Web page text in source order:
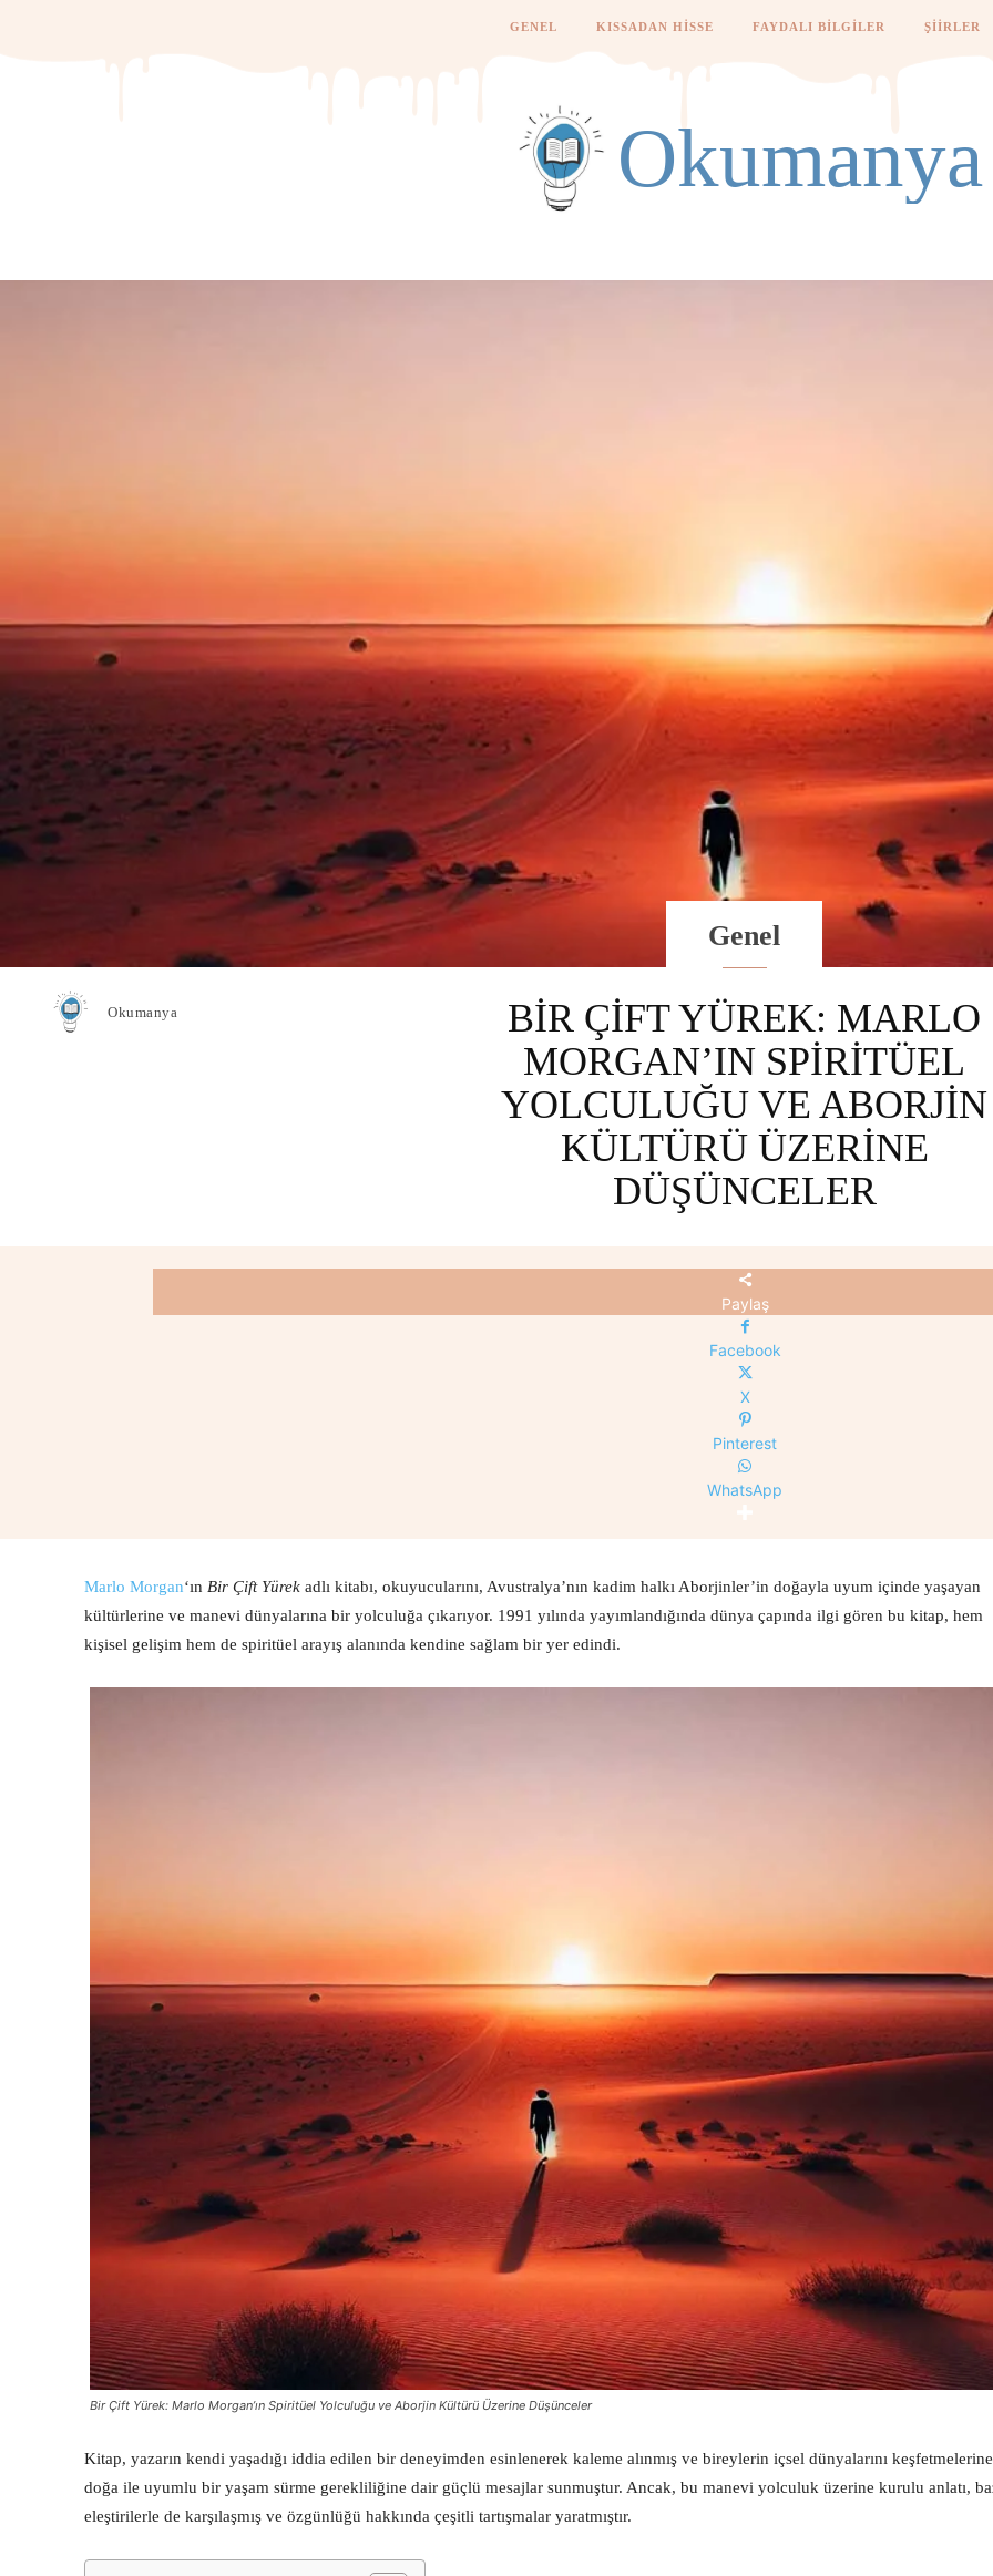
GENEL KISSADAN HISSE FAYDALI BILGILER ŞIIRLER
Okumanya
Okumanya
Genel
BIR ÇIFT YÜREK: MARLO
MORGAN’IN SPIRITÜEL
YOLCULUĞU VE ABORJIN
KÜLTÜRÜ ÜZERINE
DÜŞÜNCELER
Paylaş
Facebook
X
Pinterest
WhatsApp
Marlo Morgan‘ın Bir Çift Yürek adlı kitabı, okuyucularını, Avustralya’nın kadim halkı Aborjinler’in doğayla uyum içinde yaşayan
kültürlerine ve manevi dünyalarına bir yolculuğa çıkarıyor. 1991 yılında yayımlandığında dünya çapında ilgi gören bu kitap, hem
kişisel gelişim hem de spiritüel arayış alanında kendine sağlam bir yer edindi.
Bir Çift Yürek: Marlo Morgan’ın Spiritüel Yolculuğu ve Aborjin Kültürü Üzerine Düşünceler
Kitap, yazarın kendi yaşadığı iddia edilen bir deneyimden esinlenerek kaleme alınmış ve bireylerin içsel dünyalarını
doğa ile uyumlu bir yaşam sürme gerekliliğine dair güçlü mesajlar sunmuştur. Ancak, bu manevi yolculuk üzerine kurulu anlatı,
eleştirilerle de karşılaşmış ve özgünlüğü hakkında çeşitli tartışmalar yaratmıştır.